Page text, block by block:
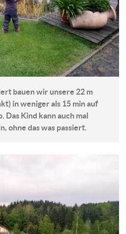
bauen wir unsere 22 m
in weniger als 15 min auf
Das Kind kann auch mal
ohne das was passiert.